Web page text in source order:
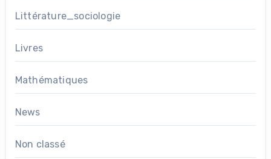
Littérature_sociologie
Livres
Mathématiques
News
Non classé